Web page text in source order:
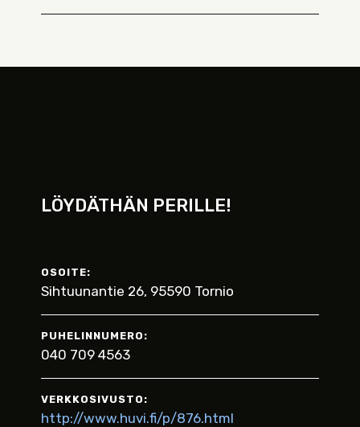
LÖYDÄTHÄN PERILLE!
OSOITE:
Sihtuunantie 26, 95590 Tornio
PUHELINNUMERO:
040 709 4563
VERKKOSIVUSTO:
http://www.huvi.fi/p/876.html